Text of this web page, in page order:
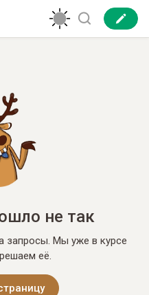
не так
запросы. Мы уже в курсе
её.